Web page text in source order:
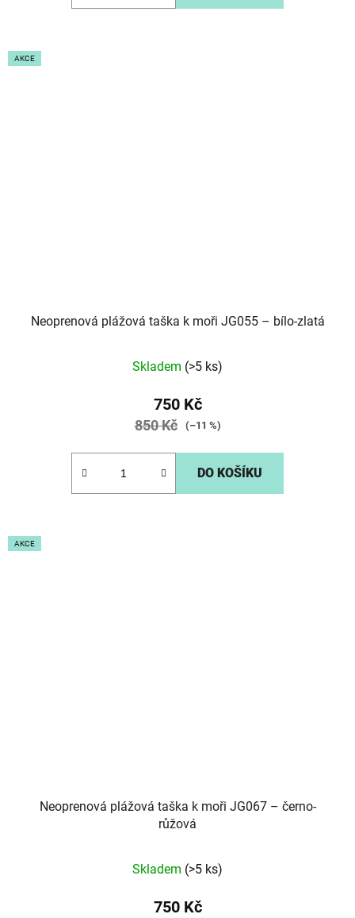
AKCE
Neoprenová plážová taška k moři JG055 – bílo-zlatá
Skladem (>5 ks)
750 Kč
850 Kč (–11 %)
DO KOŠÍKU
AKCE
Neoprenová plážová taška k moři JG067 – černo-
růžová
Skladem (>5 ks)
750 Kč